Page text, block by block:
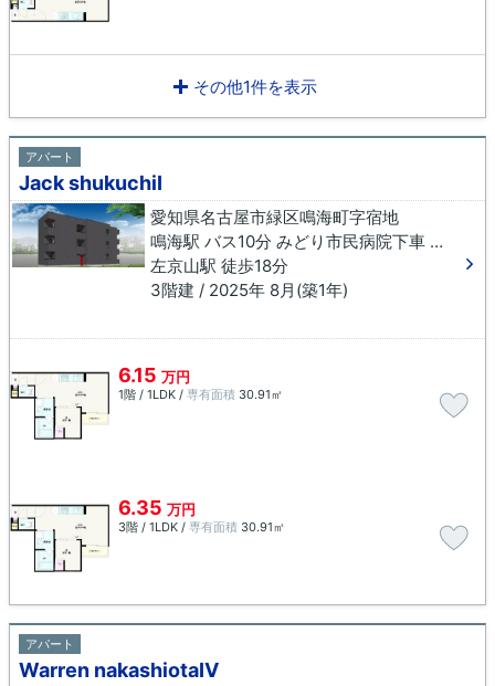
その他1件を表示
アパート
Jack shukuchiⅠ
愛知県名古屋市緑区鳴海町字宿地
鳴海駅 バス10分 みどり市民病院下車 徒歩1分
左京山駅 徒歩18分
3階建 / 2025年 8月(築1年)
6.15 万円
1階 / 1LDK / 専有面積 30.91㎡
6.35 万円
3階 / 1LDK / 専有面積 30.91㎡
アパート
Warren nakashiotaⅣ